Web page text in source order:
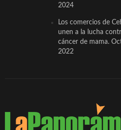
2024
Los comercios de
unen a la lucha
cáncer de mama.
2022